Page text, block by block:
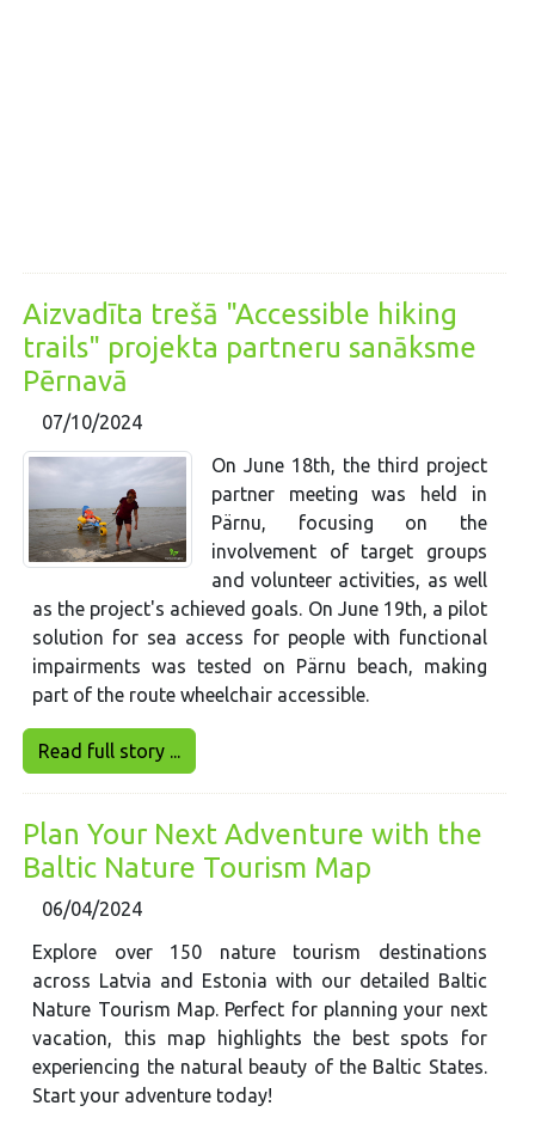
Aizvadīta trešā "Accessible hiking
trails" projekta partneru sanāksme
Pērnavā
07/10/2024
On June 18th, the third project
partner meeting was held in
Pärnu, focusing on the
involvement of target groups
and volunteer activities, as well
as the project's achieved goals. On June 19th, a pilot
solution for sea access for people with functional
impairments was tested on Pärnu beach, making
part of the route wheelchair accessible.
Read full story ...
Plan Your Next Adventure with the
Baltic Nature Tourism Map
06/04/2024
Explore over 150 nature tourism destinations
across Latvia and Estonia with our detailed Baltic
Nature Tourism Map. Perfect for planning your next
vacation, this map highlights the best spots for
experiencing the natural beauty of the Baltic States.
Start your adventure today!